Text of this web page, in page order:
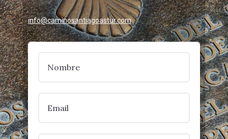
info@caminosantiagoastur.com